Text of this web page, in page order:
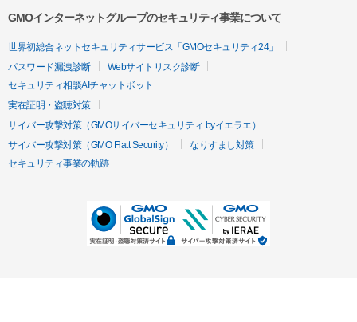
GMOインターネットグループのセキュリティ事業について
世界初総合ネットセキュリティサービス「GMOセキュリティ24」
パスワード漏洩診断
Webサイトリスク診断
セキュリティ相談AIチャットボット
実在証明・盗聴対策
サイバー攻撃対策（GMOサイバーセキュリティ byイエラエ）
サイバー攻撃対策（GMO Flatt Security）
なりすまし対策
セキュリティ事業の軌跡